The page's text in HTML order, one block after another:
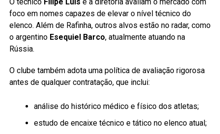
foco em nomes capazes de elevar o nível técnico do
elenco. Além de Rafinha, outros alvos estão no radar, como
o argentino Esequiel Barco, atualmente atuando na
Rússia.
O clube também adota uma política de avaliação rigorosa
antes de qualquer contratação, que inclui:
análise do histórico médico e físico dos atletas;
estudo de encaixe técnico e tático no elenco atual;